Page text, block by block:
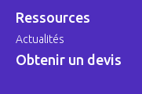
Ressources
Actualités
Obtenir un devis